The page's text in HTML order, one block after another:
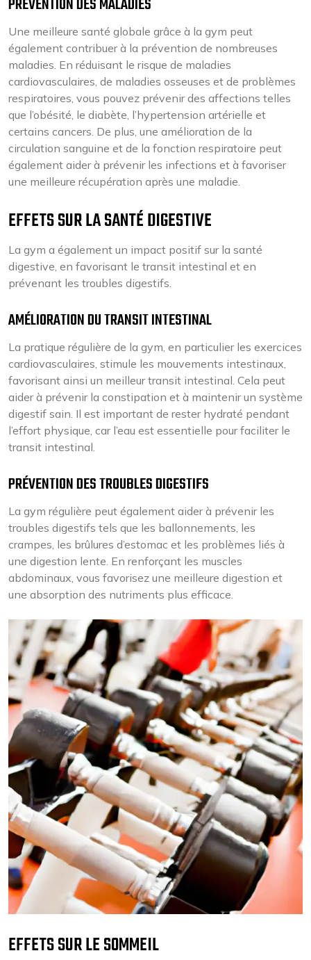
PRÉVENTION DES MALADIES
Une meilleure santé globale grâce à la gym peut
également contribuer à la prévention de nombreuses
maladies. En réduisant le risque de maladies
cardiovasculaires, de maladies osseuses et de problèmes
respiratoires, vous pouvez prévenir des affections telles
que l’obésité, le diabète, l’hypertension artérielle et
certains cancers. De plus, une amélioration de la
circulation sanguine et de la fonction respiratoire peut
également aider à prévenir les infections et à favoriser
une meilleure récupération après une maladie.
EFFETS SUR LA SANTÉ DIGESTIVE
La gym a également un impact positif sur la santé
digestive, en favorisant le transit intestinal et en
prévenant les troubles digestifs.
AMÉLIORATION DU TRANSIT INTESTINAL
La pratique régulière de la gym, en particulier les exercices
cardiovasculaires, stimule les mouvements intestinaux,
favorisant ainsi un meilleur transit intestinal. Cela peut
aider à prévenir la constipation et à maintenir un système
digestif sain. Il est important de rester hydraté pendant
l’effort physique, car l’eau est essentielle pour faciliter le
transit intestinal.
PRÉVENTION DES TROUBLES DIGESTIFS
La gym régulière peut également aider à prévenir les
troubles digestifs tels que les ballonnements, les
crampes, les brûlures d’estomac et les problèmes liés à
une digestion lente. En renforçant les muscles
abdominaux, vous favorisez une meilleure digestion et
une absorption des nutriments plus efficace.
EFFETS SUR LE SOMMEIL